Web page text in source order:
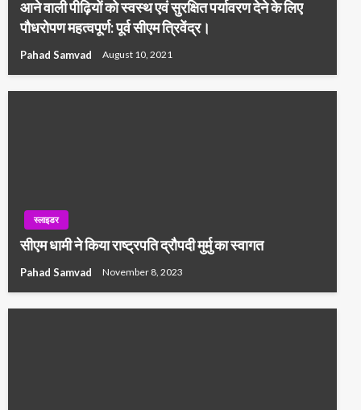
आने वाली पीढ़ियों को स्वस्थ एवं सुरक्षित पर्यावरण देने के लिए
पौधरोपण महत्वपूर्ण: पूर्व सीएम त्रिवेंद्र।
Pahad Samvad August 10, 2021
स्लाइडर
सीएम धामी ने किया राष्ट्रपति द्रौपदी मुर्मु का स्वागत
Pahad Samvad November 8, 2023